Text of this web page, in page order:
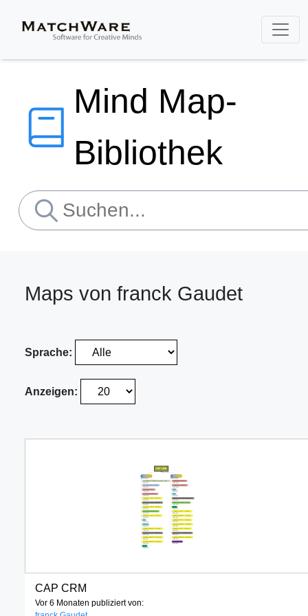
Mind Map-
Bibliothek
Maps von franck Gaudet
Sprache:
Anzeigen:
CAP CRM
Vor 6 Monaten publiziert von: